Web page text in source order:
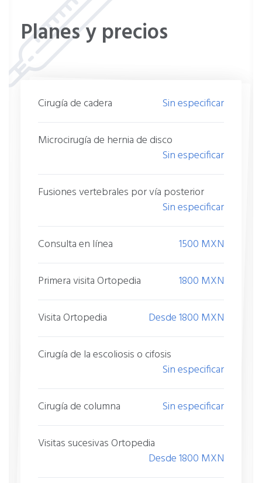
Planes y precios
Cirugía de cadera Sin especificar
Microcirugía de hernia de disco
Sin especificar
Fusiones vertebrales por vía posterior
Sin especificar
Consulta en línea 1500 MXN
Primera visita Ortopedia 1800 MXN
Visita Ortopedia Desde 1800 MXN
Cirugía de la escoliosis o cifosis
Sin especificar
Cirugía de columna Sin especificar
Visitas sucesivas Ortopedia
Desde 1800 MXN